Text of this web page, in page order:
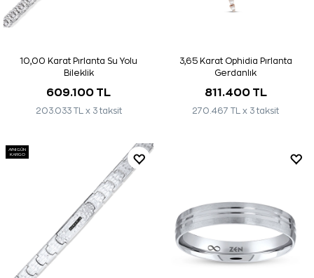
10,00 Karat Pırlanta Su Yolu
Bileklik
609.100 TL
203.033 TL x 3 taksit
3,65 Karat Ophidia Pırlanta
Gerdanlık
811.400 TL
270.467 TL x 3 taksit
AYNI GÜN
KARGO